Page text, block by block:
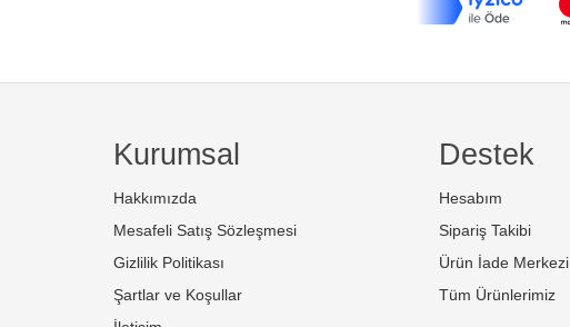
Kurumsal
Hakkımızda
Mesafeli Satış Sözleşmesi
Gizlilik Politikası
Şartlar ve Koşullar
Destek
Hesabım
Sipariş Takibi
Ürün İade Merkezi
Tüm Ürünlerimiz